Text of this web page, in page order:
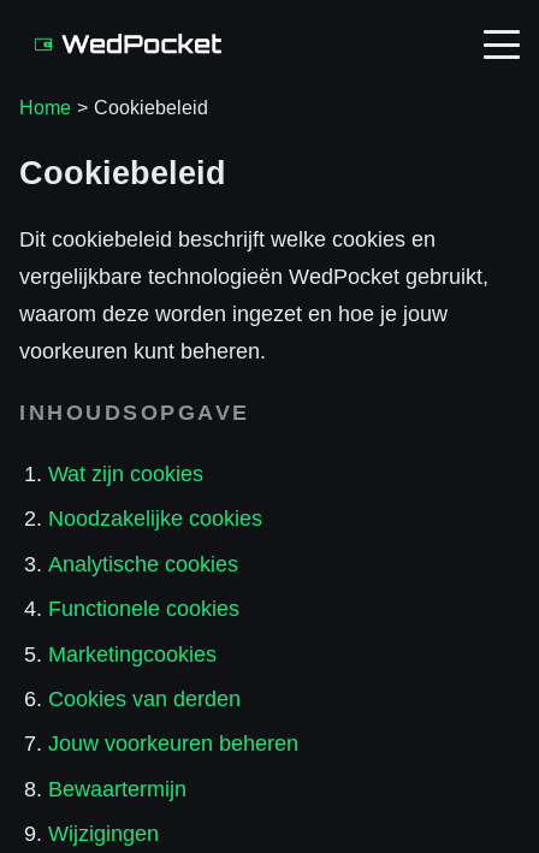
Home > Cookiebeleid
Cookiebeleid
Dit cookiebeleid beschrijft welke cookies en
vergelijkbare technologieën WedPocket gebruikt,
waarom deze worden ingezet en hoe je jouw
voorkeuren kunt beheren.
INHOUDSOPGAVE
Wat zijn cookies
Noodzakelijke cookies
Analytische cookies
Functionele cookies
Marketingcookies
Cookies van derden
Jouw voorkeuren beheren
Bewaartermijn
Wijzigingen